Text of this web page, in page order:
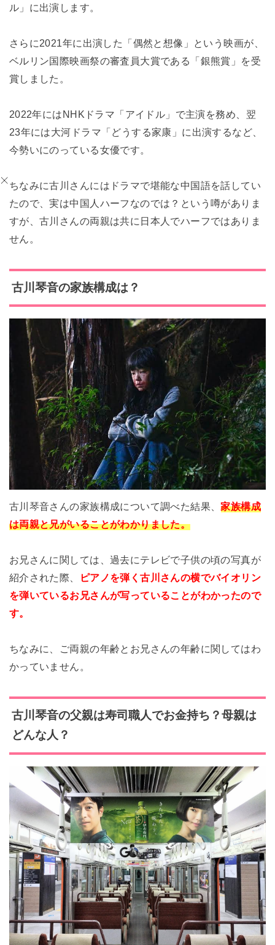
ル」に出演します。
さらに2021年に出演した「偶然と想像」という映画が、
ベルリン国際映画祭の審査員大賞である「銀熊賞」を受
賞しました。
2022年にはNHKドラマ「アイドル」で主演を務め、翌
23年には大河ドラマ「どうする家康」に出演するなど、
今勢いにのっている女優です。
ちなみに古川さんにはドラマで堪能な中国語を話してい
たので、実は中国人ハーフなのでは？という噂がありま
すが、古川さんの両親は共に日本人でハーフではありま
せん。
古川琴音の家族構成は？
古川琴音さんの家族構成について調べた結果、家族構成
は両親と兄がいることがわかりました。
お兄さんに関しては、過去にテレビで子供の頃の写真が
紹介された際、
ピアノを弾く古川さんの横でバイオリン
を弾いているお兄さんが写っていることがわかったので
す。
ちなみに、ご両親の年齢とお兄さんの年齢に関してはわ
かっていません。
古川琴音の父親は寿司職人でお金持ち ？母親は
どんな人？